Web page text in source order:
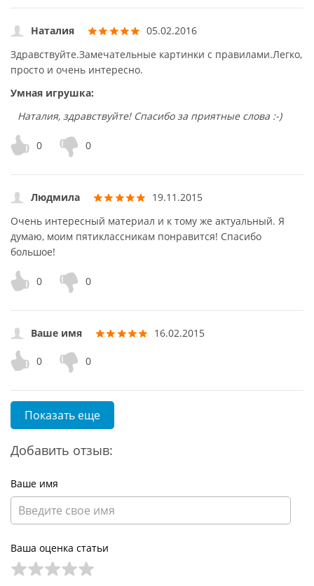
Наталия
05.02.2016
Здравствуйте.Замечательные картинки с правилами.Легко,
просто и очень интересно.
Умная игрушка:
Наталия, здравствуйте! Спасибо за приятные слова :-)
0 0
Людмила
19.11.2015
Очень интересный материал и к тому же актуальный. Я
думаю, моим пятиклассникам понравится! Спасибо
большое!
0 0
Ваше имя 16.02.2015
0 0
Показать еще
Добавить отзыв:
Ваше имя
Ваша оценка статьи